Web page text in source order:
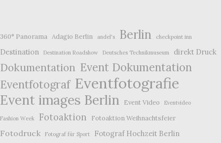
360° Panorama Adagio Berlin andel's Berlin checkpoint inn
Destination Destination Roadshow Deutsches Technikmuseum direkt Druck
Dokumentation Event Dokumentation
Eventfotograf Eventfotografie
Event images Berlin Event Video Eventvideo
Fashion Week Fotoaktion Fotoaktion Weihnachtsfeier
Fotodruck Fotograf für Sport Fotograf Hochzeit Berlin